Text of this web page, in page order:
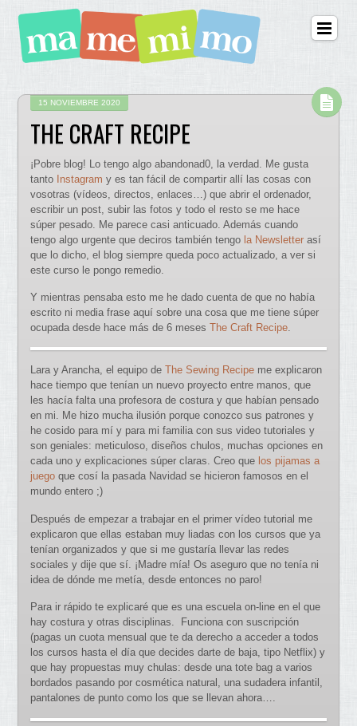
15 NOVIEMBRE 2020
THE CRAFT RECIPE
¡Pobre blog! Lo tengo algo abandonad0, la verdad. Me gusta
tanto Instagram y es tan fácil de compartir allí las cosas con
vosotras (vídeos, directos, enlaces…) que abrir el ordenador,
escribir un post, subir las fotos y todo el resto se me hace
súper pesado. Me parece casi anticuado. Además cuando
tengo algo urgente que deciros también tengo la Newsletter así
que lo dicho, el blog siempre queda poco actualizado, a ver si
este curso le pongo remedio.
Y mientras pensaba esto me he dado cuenta de que no había
escrito ni media frase aquí sobre una cosa que me tiene súper
ocupada desde hace más de 6 mesesThe Craft Recipe.
Lara y Arancha, el equipo deThe Sewing Recipe me explicaron
hace tiempo que tenían un nuevo proyecto entre manos, que
les hacía falta una profesora de costura y que habían pensado
en mi. Me hizo mucha ilusión porque conozco sus patrones y
he cosido para mí y para mi familia con sus video tutoriales y
son geniales: meticuloso, diseños chulos, muchas opciones en
cada uno y explicaciones súper claras. Creo que los pijamas a
juego que cosí la pasada Navidad se hicieron famosos en el
mundo entero ;)
Después de empezar a trabajar en el primer vídeo tutorial me
explicaron que ellas estaban muy liadas con los cursos que ya
tenían organizados y que si me gustaría llevar las redes
sociales y dije que sí. ¡Madre mía! Os aseguro que no tenía ni
idea de dónde me metía, desde entonces no paro!
Para ir rápido te explicaré que es una escuela on-line en el que
hay costura y otras disciplinas. Funciona con suscripción
(pagas un cuota mensual que te da derecho a acceder a todos
los cursos hasta el día que decides darte de baja, tipo Netflix) y
que hay propuestas muy chulas: desde una tote bag a varios
bordados pasando por cosmética natural, una sudadera infantil,
pantalones de punto como los que se llevan ahora….